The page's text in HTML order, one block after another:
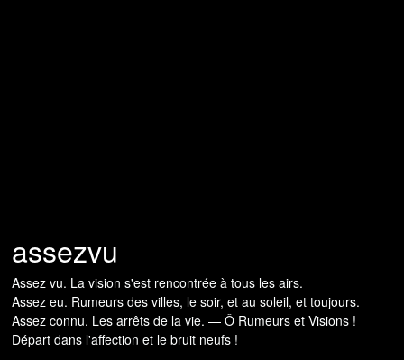
assezvu
Assez vu. La vision s'est rencontrée à tous les airs.
Assez eu. Rumeurs des villes, le soir, et au soleil, et toujours.
Assez connu. Les arrêts de la vie. — Ô Rumeurs et Visions !
Départ dans l'affection et le bruit neufs !